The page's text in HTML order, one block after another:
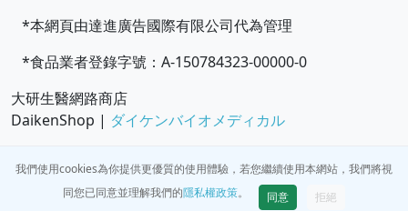
*本網頁由達進廣告國際有限公司代為管理
*食品業者登錄字號：A-150784323-00000-0
大研生醫網路商店
DaikenShop | ダイケンバイオメディカル
我們使用cookies為你提供更優質的使用體驗，若您繼續使用本網站，我們將視
同您已同意並理解我們的隱私權政策。 同意 拒絕